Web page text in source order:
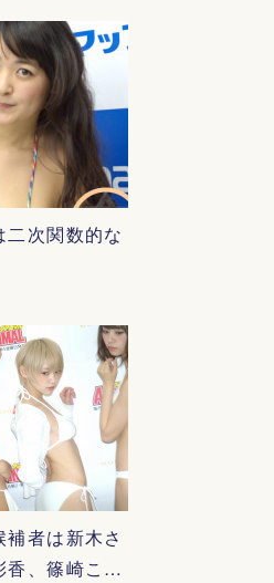
次関数的な
者は新木さ
香、篠崎こ…